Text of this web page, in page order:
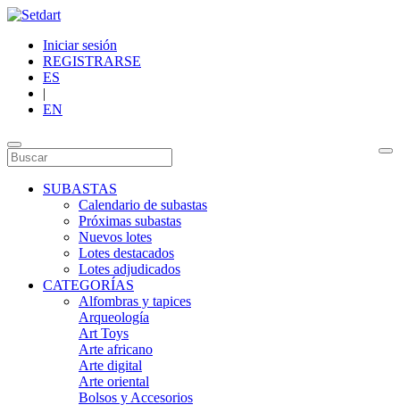
Iniciar sesión
REGISTRARSE
ES
|
EN
SUBASTAS
Calendario de subastas
Próximas subastas
Nuevos lotes
Lotes destacados
Lotes adjudicados
CATEGORÍAS
Alfombras y tapices
Arqueología
Art Toys
Arte africano
Arte digital
Arte oriental
Bolsos y Accesorios